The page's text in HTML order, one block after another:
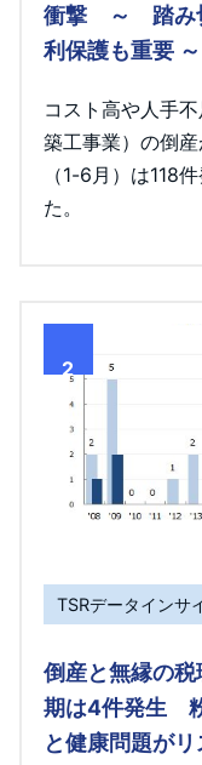
衝撃 ～ 踏み
利保護も重要 ～
コスト高や人手
築工事業）の倒
（1-6月）は118
た。
2
TSRデータインサ
倒産と無縁の
期は4件発生
と健康問題がリ